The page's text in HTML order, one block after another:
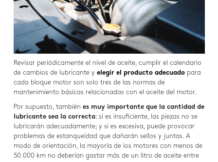
Revisar periódicamente el nivel de aceite, cumplir el calendario
de cambios de lubricante y elegir el producto adecuadopara
cada bloque motor son solo tres de las normas de
mantenimiento básicas relacionadas con el aceite del motor.
Por supuesto, también es muy importante que la cantidad de
lubricante sea la correcta: si es insuficiente, las piezas no se
lubricarán adecuadamente; y si es excesiva, puede provocar
problemas de estanqueidad que dañarán sellos y juntas. A
modo de orientación, la mayoría de los motores con menos de
50.000 km no deberían gastar más de un litro de aceite entre